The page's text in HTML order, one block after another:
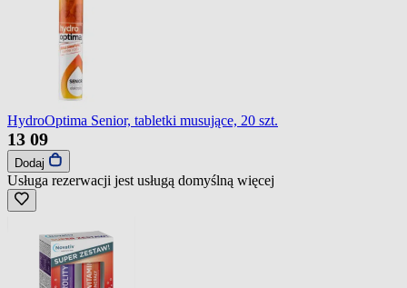
HydroOptima Senior, tabletki musujące, 20 szt.
13 09
Dodaj
Usługa rezerwacji jest usługą domyślną więcej